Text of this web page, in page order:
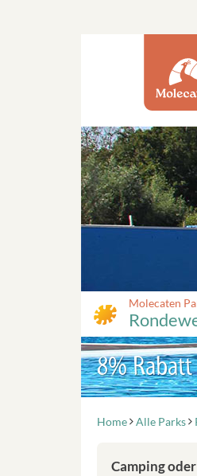
Molecaten
8%
Home Alle Parks
Camping oder